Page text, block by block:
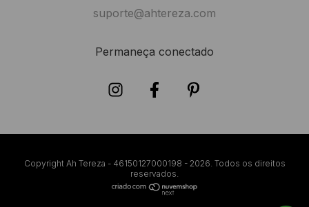
suporte@ahtereza.com
Permaneça conectado
Copyright Ah Tereza - 46150127000198 - 2026. Todos os direitos
reservados.